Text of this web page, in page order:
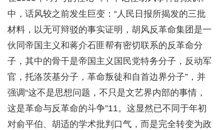
中，话风较之前发生巨变：“人民日报所揭发的三批
材料，以无可辩驳的事实证明，胡风反革命集团是一
伙同帝国主义和蒋介石匪帮有密切联系的反革命分
子，其中的骨干是帝国主义国民党特务分子，反动军
官，托洛茨基分子，革命叛徒和自首边界分子”，并
强调“这不是思想问题，不只是文艺界内部的事情，
这是革命与反革命的斗争”11。这显然已不同于年初
对俞平伯、胡适的学术批判口气，而是完全转变为政